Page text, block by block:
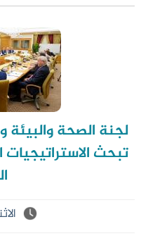
لجنة الصحة
تبحث الاستراتيجيات